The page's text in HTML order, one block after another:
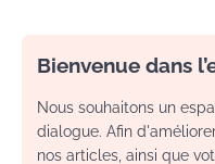
Bienvenue dans
Nous souhaitons un
dialogue. Afin
nos articles, ainsi que